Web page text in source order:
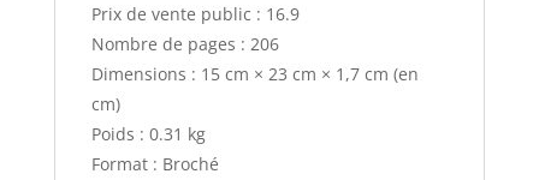
Prix de vente public : 16.9
Nombre de pages : 206
Dimensions : 15 cm × 23 cm × 1,7 cm (en
cm)
Poids : 0.31 kg
Format : Broché